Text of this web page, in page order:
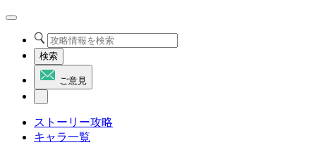
検索
ご意見
ストーリー攻略
キャラ一覧